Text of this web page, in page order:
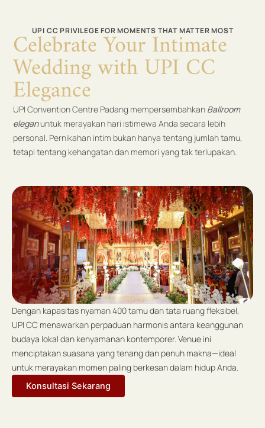
UPI CC PRIVILEGE FOR MOMENTS THAT MATTER MOST
Celebrate Your Intimate
Wedding with UPI CC
Elegance
UPI Convention Centre Padang mempersembahkan Ballroom
eleganuntuk merayakan hari istimewa Anda secara lebih
personal. Pernikahan intim bukan hanya tentang jumlah tamu,
tetapi tentang kehangatan dan memori yang tak terlupakan.
Dengan kapasitas nyaman 400 tamu dan tata ruang fleksibel,
UPI CC menawarkan perpaduan harmonis antara keanggunan
budaya lokal dan kenyamanan kontemporer. Venue ini
menciptakan suasana yang tenang dan penuh makna—ideal
untuk merayakan momen paling berkesan dalam hidup Anda.
Konsultasi Sekarang